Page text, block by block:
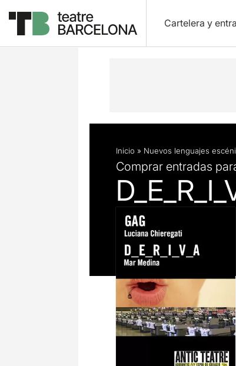
Cartelera y
Descripción Ficha artística
Inicio » Nuevos lenguajes
Comprar entradas